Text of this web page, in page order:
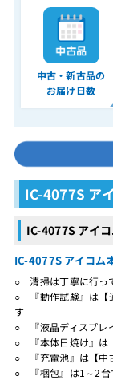
中古・新古品の
お届け日数
IC-4077S ア
IC-4077S アイ
IC-4077S アイコム
○ 清掃は丁寧に行っ
○ 『動作試験』は【
す
○ 『液晶ディスプレ
○ 『本体日焼け』は
○ 『充電池』は【中
○ 『梱包』は1～2台